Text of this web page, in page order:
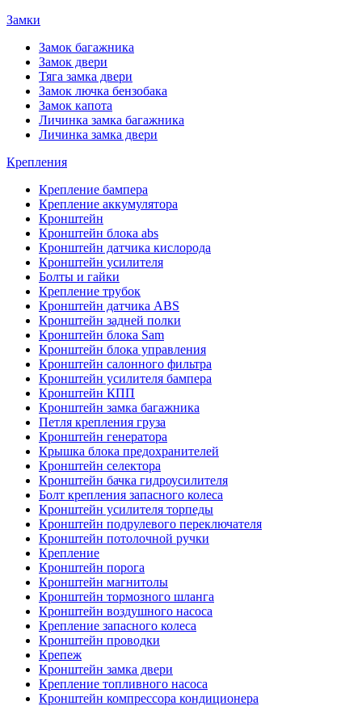
Замки
Замок багажника
Замок двери
Тяга замка двери
Замок лючка бензобака
Замок капота
Личинка замка багажника
Личинка замка двери
Крепления
Крепление бампера
Крепление аккумулятора
Кронштейн
Кронштейн блока abs
Кронштейн датчика кислорода
Кронштейн усилителя
Болты и гайки
Крепление трубок
Кронштейн датчика ABS
Кронштейн задней полки
Кронштейн блока Sam
Кронштейн блока управления
Кронштейн салонного фильтра
Кронштейн усилителя бампера
Кронштейн КПП
Кронштейн замка багажника
Петля крепления груза
Кронштейн генератора
Крышка блока предохранителей
Кронштейн селектора
Кронштейн бачка гидроусилителя
Болт крепления запасного колеса
Кронштейн усилителя торпеды
Кронштейн подрулевого переключателя
Кронштейн потолочной ручки
Крепление
Кронштейн порога
Кронштейн магнитолы
Кронштейн тормозного шланга
Кронштейн воздушного насоса
Крепление запасного колеса
Кронштейн проводки
Крепеж
Кронштейн замка двери
Крепление топливного насоса
Кронштейн компрессора кондиционера